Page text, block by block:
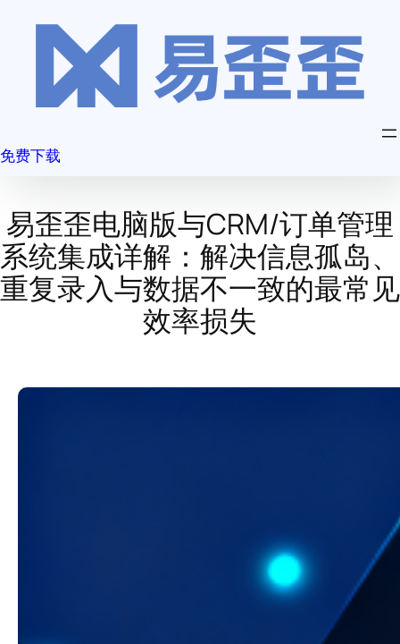
免费下载
易歪歪电脑版与CRM/订单管理
系统集成详解：解决信息孤岛、
重复录入与数据不一致的最常见
效率损失